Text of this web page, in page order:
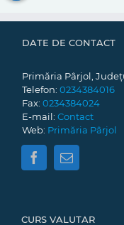
DATE DE CONTACT
Primăria Pârjol,
Telefon: 0234384016
Fax: 0234384024
E-mail: Contact
Web: Primăria Pârjol
CURS VALUTAR